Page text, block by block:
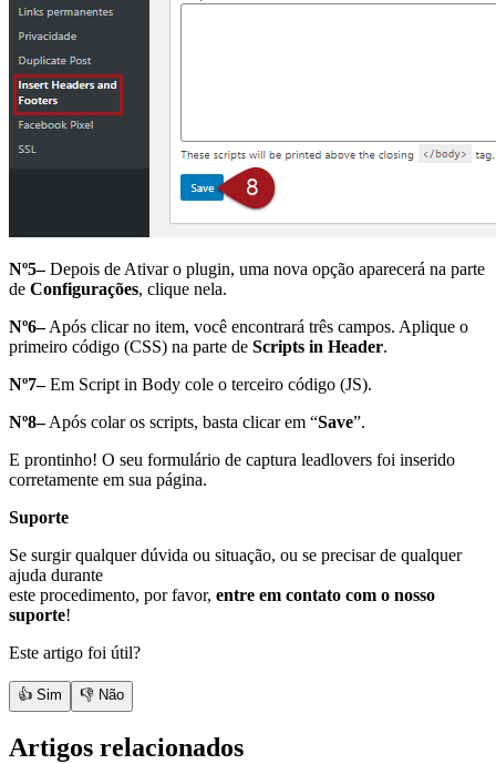
Nº5–Depois de Ativar o plugin, uma nova opção aparecerá na parte
de Configurações, clique nela.
Nº6–Após clicar no item, você encontrará três campos. Aplique o
primeiro código (CSS) na parte de Scripts in Header.
Nº7–Em Script in Body cole o terceiro código (JS).
Nº8–Após colar os scripts, basta clicar em “Save”.
E prontinho! O seu formulário de captura leadlovers foi inserido
corretamente em sua página.
Suporte
Se surgir qualquer dúvida ou situação, ou se precisar de qualquer
ajuda durante
este procedimento, por favor, entre em contato com o nosso
suporte!
Este artigo foi útil?
👍 Sim 👎 Não
Artigos relacionados